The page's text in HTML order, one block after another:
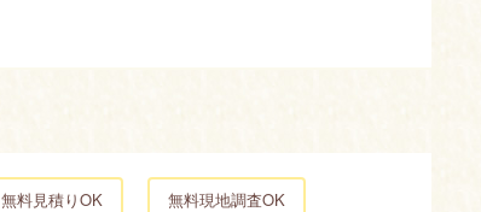
無料見積りOK 無料現地調査OK